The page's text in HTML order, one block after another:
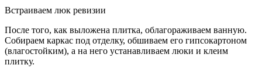
Встраиваем люк ревизии
После того, как выложена плитка, облагораживаем ванную.
Собираем каркас под отделку, обшиваем его гипсокартоном
(влагостойким), а на него устанавливаем люки и клеим
плитку.